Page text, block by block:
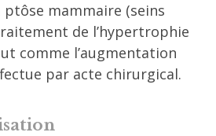
ptôse mammaire (seins
de l’hypertrophie
comme l’augmentation
par acte chirurgical.